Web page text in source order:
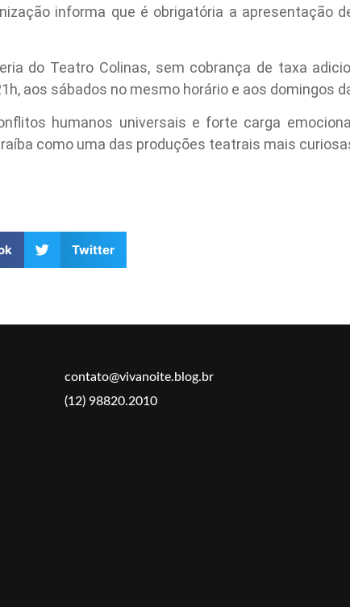
informa que é obrigatória a apresentação
do Teatro Colinas, sem cobrança de taxa
aos sábados no mesmo horário e aos domingos
humanos universais e forte carga
como uma das produções teatrais mais
Twitter
contato@vivanoite.blog.br
(12) 98820.2010